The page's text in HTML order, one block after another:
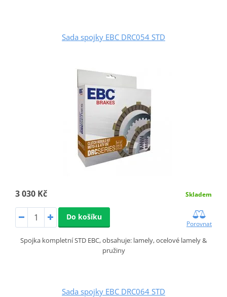
Sada spojky EBC DRC054 STD
3 030 Kč Skladem
Do košíku
Porovnat
Spojka kompletní STD EBC, obsahuje: lamely, ocelové lamely &
pružiny
Sada spojky EBC DRC064 STD